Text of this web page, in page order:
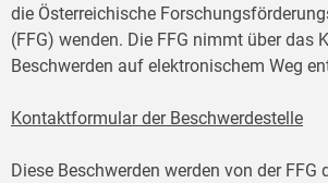
die Österreichische
(FFG) wenden. Die FFG nimmt über das
Beschwerden auf elektronischem Weg
Kontaktformular der Beschwerdestelle
Diese Beschwerden werden von der FFG